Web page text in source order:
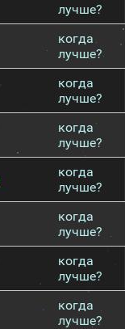
лучше?
когда
лучше?
когда
лучше?
когда
лучше?
когда
лучше?
когда
лучше?
когда
лучше?
когда
лучше?